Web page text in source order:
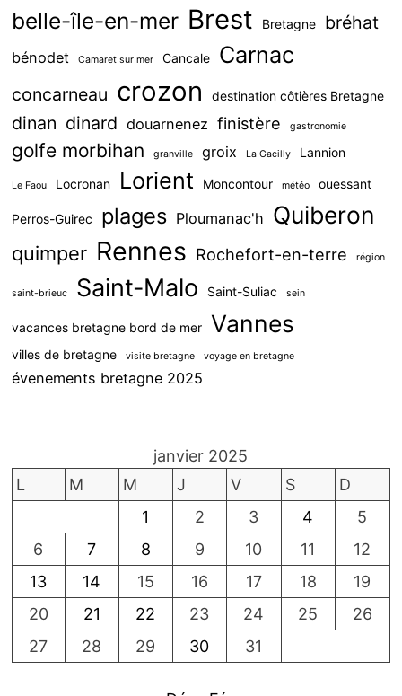
belle-île-en-mer Brest Bretagne bréhat
bénodet Camaret sur mer Cancale Carnac
concarneau crozon destination côtières Bretagne
dinan dinard douarnenez finistère gastronomie
golfe morbihan granville groix La Gacilly Lannion
Le Faou Locronan Lorient Moncontour météo ouessant
Perros-Guirec plages Ploumanac'h Quiberon
quimper Rennes Rochefort-en-terre région
saint-brieuc Saint-Malo Saint-Suliac sein
vacances bretagne bord de mer Vannes
villes de bretagne visite bretagne voyage en bretagne
évenements bretagne 2025
janvier 2025
L
M M J V S
D
1
2 3 4
5
6
7 8 9 10 11
12
13
14 15 16 17 18
19
20
21 22 23 24 25
26
27
28 29 30 31